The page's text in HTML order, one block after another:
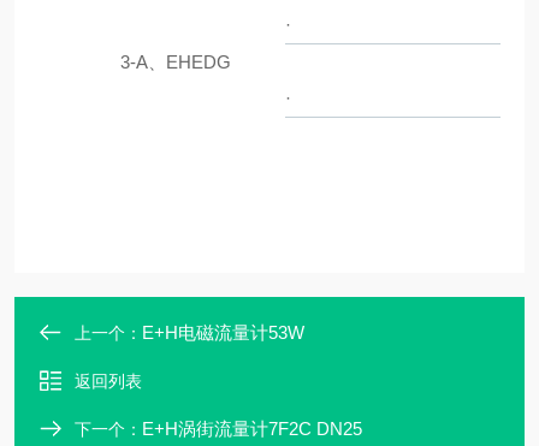
·
3-A、EHEDG
·
上一个： E+H电磁流量计53W
返回列表
下一个： E+H涡街流量计7F2C DN25